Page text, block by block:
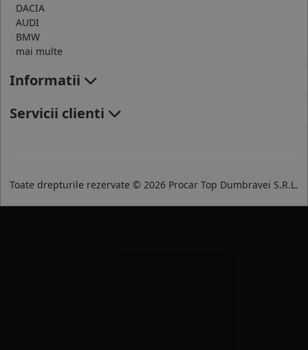
DACIA
AUDI
BMW
mai multe
Informatii
Servicii clienti
Toate drepturile rezervate © 2026 Procar Top Dumbravei S.R.L.